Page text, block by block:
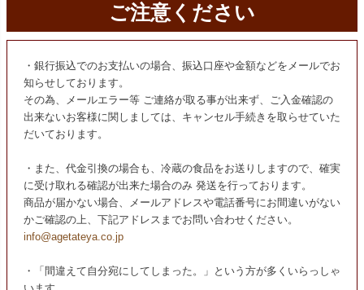
ご注意ください
・銀行振込でのお支払いの場合、振込口座や金額などをメールでお
知らせしております。
その為、メールエラー等 ご連絡が取る事が出来ず、ご入金確認の
出来ないお客様に関しましては、キャンセル手続きを取らせていた
だいております。
・また、代金引換の場合も、冷蔵の食品をお送りしますので、確実
に受け取れる確認が出来た場合のみ 発送を行っております。
商品が届かない場合、メールアドレスや電話番号にお間違いがない
かご確認の上、下記アドレスまでお問い合わせください。
info@agetateya.co.jp
・「間違えて自分宛にしてしまった。」という方が多くいらっしゃ